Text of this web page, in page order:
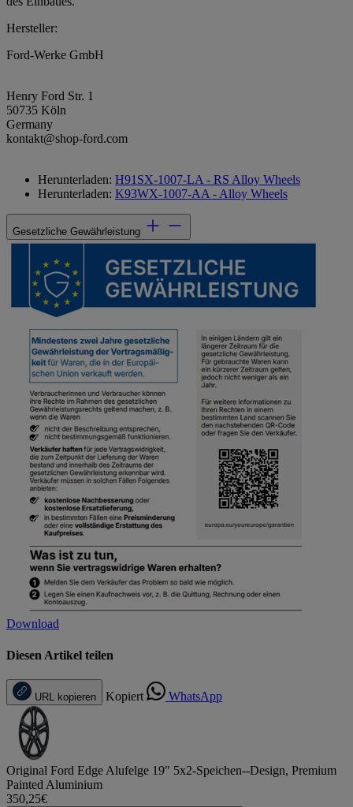
Hersteller:
Ford-Werke GmbH
Henry Ford Str. 1
50735 Köln
Germany
kontakt@shop-ford.com
Herunterladen: H91SX-1007-LA - RS Alloy Wheels
Herunterladen: K93WX-1007-AA - Alloy Wheels
Gesetzliche Gewährleistung
Download
Diesen Artikel teilen
URL kopieren Kopiert WhatsApp
Original Ford Edge Alufelge 19" 5x2-Speichen--Design, Premium
Painted Aluminium
350,25€